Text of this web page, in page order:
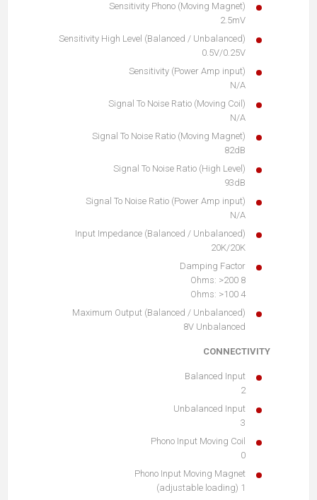
Sensitivity Phono (Moving Magnet)
2.5mV
Sensitivity High Level (Balanced / Unbalanced)
0.5V/0.25V
Sensitivity (Power Amp input)
N/A
Signal To Noise Ratio (Moving Coil)
N/A
Signal To Noise Ratio (Moving Magnet)
82dB
Signal To Noise Ratio (High Level)
93dB
Signal To Noise Ratio (Power Amp input)
N/A
Input Impedance (Balanced / Unbalanced)
20K/20K
Damping Factor
8 Ohms: >200
4 Ohms: >100
Maximum Output (Balanced / Unbalanced)
8V Unbalanced
CONNECTIVITY
Balanced Input
2
Unbalanced Input
3
Phono Input Moving Coil
0
Phono Input Moving Magnet
1 (adjustable loading)